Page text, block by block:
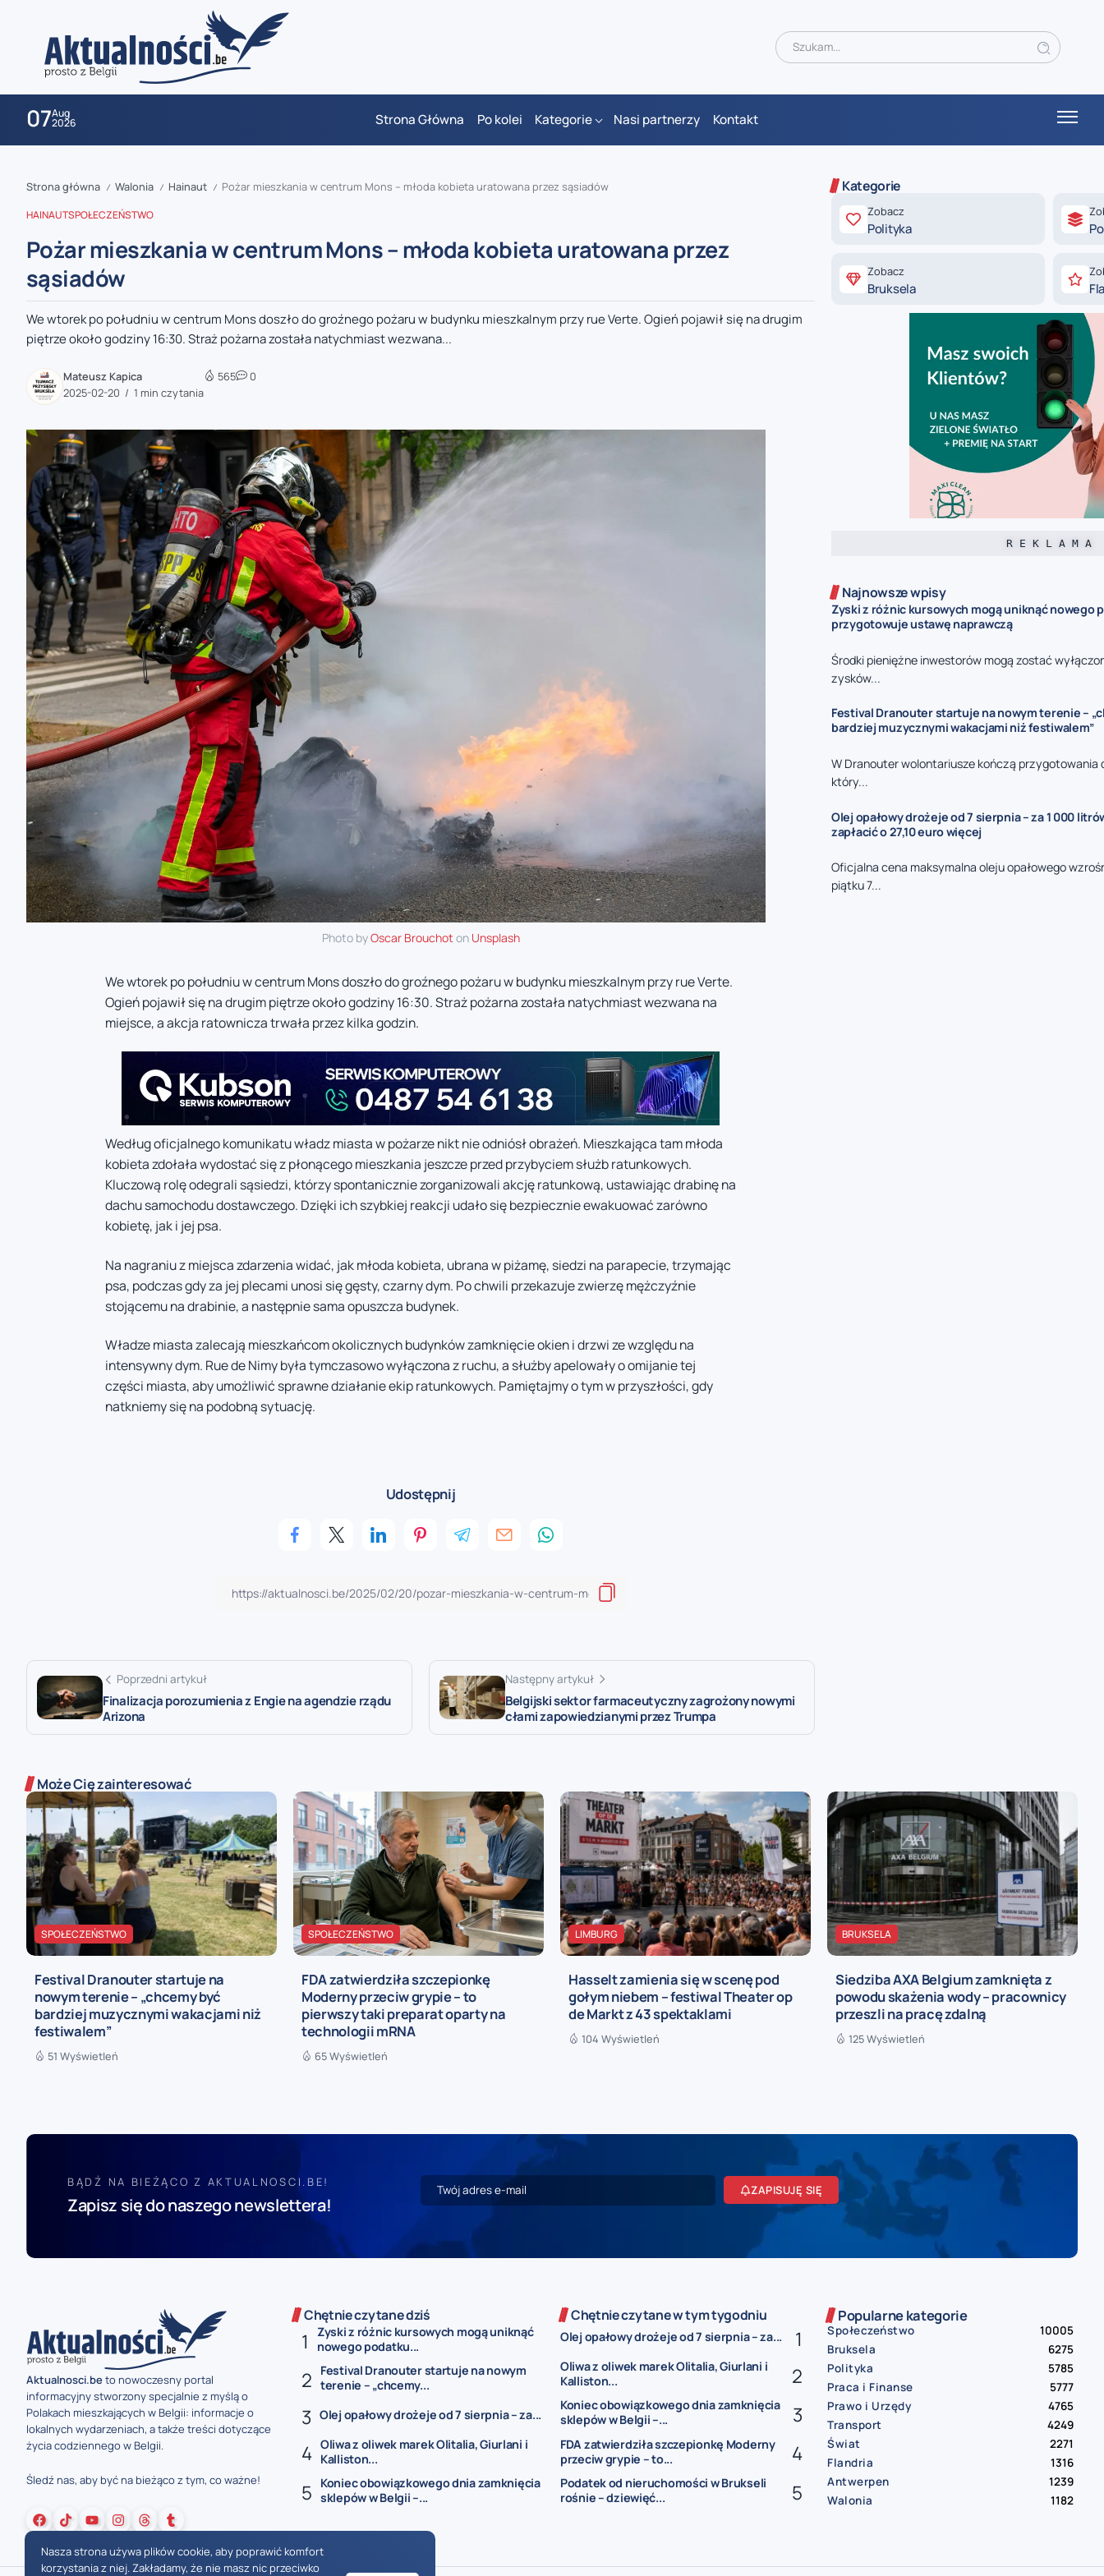
07Aug
2026 Strona Główna Po kolei Kategorie Nasi partnerzy Kontakt
zaobserwuj nas
zaobserwuj nas
zaobserwuj nas
zaobserwuj nas
zaobserwuj nas
Strona główna / Walonia / Hainaut / Pożar mieszkania w centrum Mons – młoda kobieta uratowana przez sąsiadów
HAINAUTSPOŁECZEŃSTWO
Pożar mieszkania w centrum Mons – młoda kobieta uratowana przez
sąsiadów
We wtorek po południu w centrum Mons doszło do groźnego pożaru w budynku mieszkalnym przy rue Verte. Ogień pojawił się na drugim
piętrze około godziny 16:30. Straż pożarna została natychmiast wezwana...
Mateusz Kapica
2025-02-20
1 min czytania
565 0
Photo byOscar Brouchot on Unsplash
We wtorek po południu w centrum Mons doszło do groźnego pożaru w budynku mieszkalnym przy rue Verte.
Ogień pojawił się na drugim piętrze około godziny 16:30. Straż pożarna została natychmiast wezwana na
miejsce, a akcja ratownicza trwała przez kilka godzin.
Według oficjalnego komunikatu władz miasta w pożarze nikt nie odniósł obrażeń. Mieszkająca tam młoda
kobieta zdołała wydostać się z płonącego mieszkania jeszcze przed przybyciem służb ratunkowych.
Kluczową rolę odegrali sąsiedzi, którzy spontanicznie zorganizowali akcję ratunkową, ustawiając drabinę na
dachu samochodu dostawczego. Dzięki ich szybkiej reakcji udało się bezpiecznie ewakuować zarówno
kobietę, jak i jej psa.
Na nagraniu z miejsca zdarzenia widać, jak młoda kobieta, ubrana w piżamę, siedzi na parapecie, trzymając
psa, podczas gdy za jej plecami unosi się gęsty, czarny dym. Po chwili przekazuje zwierzę mężczyźnie
stojącemu na drabinie, a następnie sama opuszcza budynek.
Władze miasta zalecają mieszkańcom okolicznych budynków zamknięcie okien i drzwi ze względu na
intensywny dym. Rue de Nimy była tymczasowo wyłączona z ruchu, a służby apelowały o omijanie tej
części miasta, aby umożliwić sprawne działanie ekip ratunkowych. Pamiętajmy o tym w przyszłości, gdy
natkniemy się na podobną sytuację.
Udostępnij
Poprzedni artykuł
Finalizacja porozumienia z Engie na agendzie rządu
Arizona
Następny artykuł
Belgijski sektor farmaceutyczny zagrożony nowymi
cłami zapowiedzianymi przez Trumpa
Kategorie
Zobacz
Polityka
Zobacz
Bruksela
R E K L A M A
Najnowsze wpisy
Zyski z różnic kursowych mogą uniknąć nowego
przygotowuje ustawę naprawczą
Środki pieniężne inwestorów mogą zostać
zysków...
Festival Dranouter startuje na nowym terenie –
bardziej muzycznymi wakacjami niż festiwalem”
W Dranouter wolontariusze kończą przygotowania
który...
Olej opałowy drożeje od 7 sierpnia – za 1 000
zapłacić o 27,10 euro więcej
Oficjalna cena maksymalna oleju opałowego
piątku 7...
Może Cię zainteresować
SPOŁECZEŃSTWO
Festival Dranouter startuje na
nowym terenie – „chcemy być
bardziej muzycznymi wakacjami niż
festiwalem”
51 Wyświetleń
SPOŁECZEŃSTWO
FDA zatwierdziła szczepionkę
Moderny przeciw grypie – to
pierwszy taki preparat oparty na
technologii mRNA
65 Wyświetleń
LIMBURG
Hasselt zamienia się w scenę pod
gołym niebem – festiwal Theater op
de Markt z 43 spektaklami
104 Wyświetleń
BRUKSELA
Siedziba AXA Belgium zamknięta z
powodu skażenia wody – pracownicy
przeszli na pracę zdalną
125 Wyświetleń
BĄDŹ NA BIEŻĄCO Z AKTUALNOSCI.BE!
Zapisz się do naszego newslettera!
ZAPISUJĘ SIĘ
Aktualnosci.beto nowoczesny portal
informacyjny stworzony specjalnie z myślą o
Polakach mieszkających w Belgii: informacje o
lokalnych wydarzeniach, a także treści dotyczące
życia codziennego w Belgii.
Śledź nas, aby być na bieżąco z tym, co ważne!
Chętnie czytane dziś
Zyski z różnic kursowych mogą uniknąć
nowego podatku...
Festival Dranouter startuje na nowym
terenie – „chcemy...
Olej opałowy drożeje od 7 sierpnia – za...
Oliwa z oliwek marek Olitalia, Giurlani i
Kalliston...
Koniec obowiązkowego dnia zamknięcia
sklepów w Belgii –...
Chętnie czytane w tym tygodniu
Olej opałowy drożeje od 7 sierpnia – za...
Oliwa z oliwek marek Olitalia, Giurlani i
Kalliston...
Koniec obowiązkowego dnia zamknięcia
sklepów w Belgii –...
FDA zatwierdziła szczepionkę Moderny
przeciw grypie – to...
Podatek od nieruchomości w Brukseli
rośnie – dziewięć...
Popularne kategorie
Społeczeństwo
10005
Bruksela
6275
Polityka
5785
Praca i Finanse
5777
Prawo i Urzędy
4765
Transport
4249
Świat
2271
Flandria
1316
Antwerpen
1239
Walonia
1182
Nasza strona używa plików cookie, aby poprawić komfort
korzystania z niej. Zakładamy, że nie masz nic przeciwko